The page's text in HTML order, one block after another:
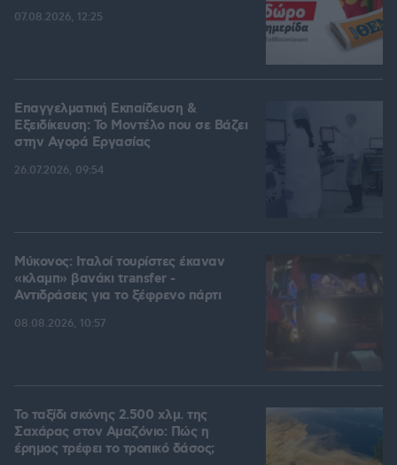
07.08.2026, 12:25
Επαγγελματική Εκπαίδευση &
Εξειδίκευση: Το Mοντέλο που σε Bάζει
στην Aγορά Eργασίας
26.07.2026, 09:54
Μύκονος: Ιταλοί τουρίστες έκαναν
«κλαμπ» βανάκι transfer -
Αντιδράσεις για το ξέφρενο πάρτι
08.08.2026, 10:57
Το ταξίδι σκόνης 2.500 χλμ. της
Σαχάρας στον Αμαζόνιο: Πώς η
έρημος τρέφει το τροπικό δάσος;